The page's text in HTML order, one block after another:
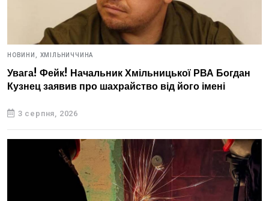
НОВИНИ, ХМІЛЬНИЧЧИНА
Увага! Фейк! Начальник Хмільницької РВА Богдан
Кузнец заявив про шахрайство від його імені
3 серпня, 2026